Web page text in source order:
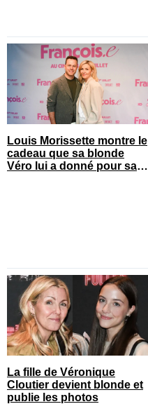
Louis Morissette montre le
cadeau que sa blonde
Véro lui a donné pour sa
La fille de Véronique
Cloutier devient blonde et
publie les photos